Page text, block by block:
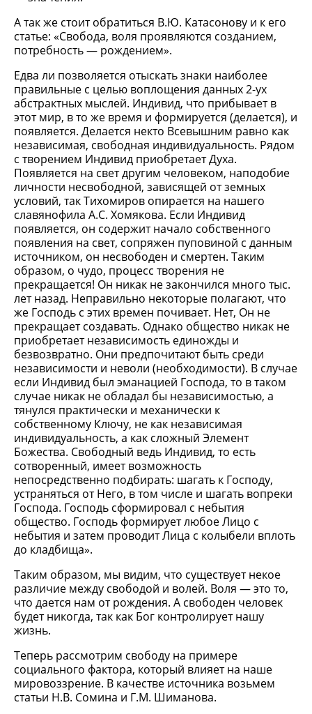
А так же стоит обратиться В.Ю. Катасонову и к его
статье: «Свобода, воля проявляются созданием,
потребность — рождением».
Едва ли позволяется отыскать знаки наиболее
правильные с целью воплощения данных 2-ух
абстрактных мыслей. Индивид, что прибывает в
этот мир, в то же время и формируется (делается), и
появляется. Делается некто Всевышним равно как
независимая, свободная индивидуальность. Рядом
с творением Индивид приобретает Духа.
Появляется на свет другим человеком, наподобие
личности несвободной, зависящей от земных
условий, так Тихомиров опирается на нашего
славянофила А.С. Хомякова. Если Индивид
появляется, он содержит начало собственного
появления на свет, сопряжен пуповиной с данным
источником, он несвободен и смертен. Таким
образом, о чудо, процесс творения не
прекращается! Он никак не закончился много тыс.
лет назад. Неправильно некоторые полагают, что
же Господь с этих времен почивает. Нет, Он не
прекращает создавать. Однако общество никак не
приобретает независимость единожды и
безвозвратно. Они предпочитают быть среди
независимости и неволи (необходимости). В случае
если Индивид был эманацией Господа, то в таком
случае никак не обладал бы независимостью, а
тянулся практически и механически к
собственному Ключу, не как независимая
индивидуальность, а как сложный Элемент
Божества. Свободный ведь Индивид, то есть
сотворенный, имеет возможность
непосредственно подбирать: шагать к Господу,
устраняться от Него, в том числе и шагать вопреки
Господа. Господь сформировал с небытия
общество. Господь формирует любое Лицо с
небытия и затем проводит Лица с колыбели вплоть
до кладбища».
Таким образом, мы видим, что существует некое
различие между свободой и волей. Воля — это то,
что дается нам от рождения. А свободен человек
будет никогда, так как Бог контролирует нашу
жизнь.
Теперь рассмотрим свободу на примере
социального фактора, который влияет на наше
мировоззрение. В качестве источника возьмем
статьи Н.В. Сомина и Г.М. Шиманова.